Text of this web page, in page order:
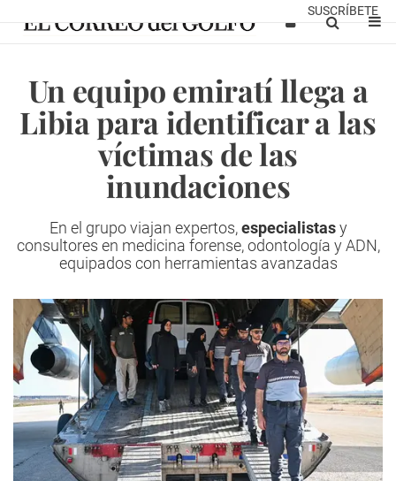
SUSCRÍBETE
Un equipo emiratí llega a
Libia para identificar a las
víctimas de las
inundaciones
En el grupo viajan expertos,especialistasy
consultores en medicina forense, odontología y ADN,
equipados con herramientas avanzadas